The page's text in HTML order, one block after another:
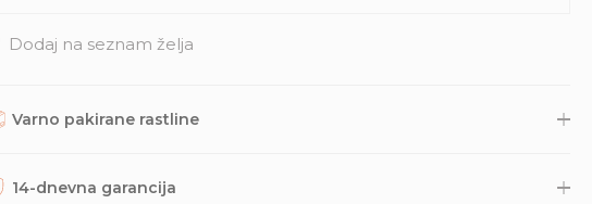
Dodaj na seznam želja
Varno pakirane rastline
embalažo. Nato so naravnost iz naše trgovine s kurirsko službo DPD
14-dnevna garancija